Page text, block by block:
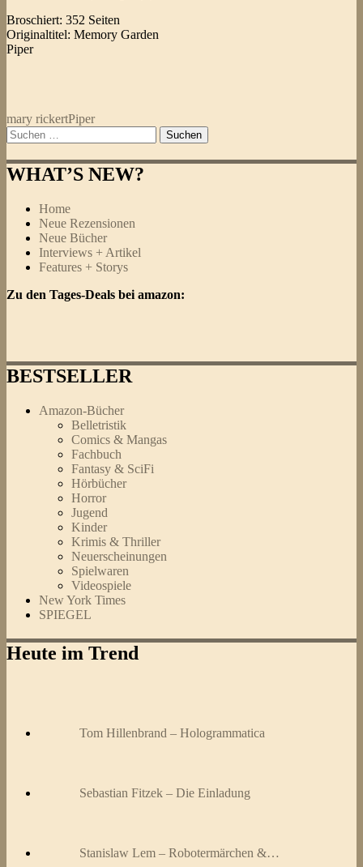
Broschiert: 352 Seiten
Originaltitel: Memory Garden
Piper
mary rickertPiper
Suchen
nach:
WHAT’S NEW?
Home
Neue Rezensionen
Neue Bücher
Interviews + Artikel
Features + Storys
Zu den Tages-Deals bei amazon:
BESTSELLER
Amazon-Bücher
Belletristik
Comics & Mangas
Fachbuch
Fantasy & SciFi
Hörbücher
Horror
Jugend
Kinder
Krimis & Thriller
Neuerscheinungen
Spielwaren
Videospiele
New York Times
SPIEGEL
Heute im Trend
Tom Hillenbrand – Hologrammatica
Sebastian Fitzek – Die Einladung
Stanislaw Lem – Robotermärchen &…